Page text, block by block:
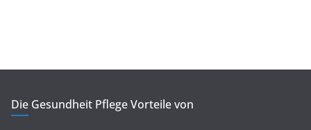
Die Gesundheit Pflege Vorteile von